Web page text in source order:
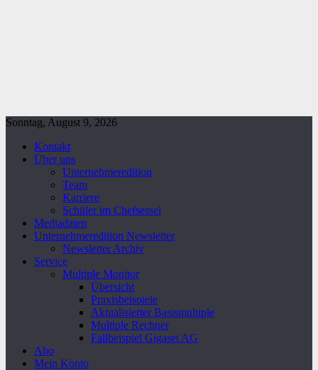
Sonntag, August 9, 2026
Kontakt
Über uns
Unternehmeredition
Team
Karriere
Schüler im Chefsessel
Mediadaten
Unternehmeredition Newsletter
Newsletter Archiv
Service
Multiple Monitor
Übersicht
Praxisbeispiele
Aktualisierter Basismultiple
Multiple Rechner
Fallbeispiel Gigaset AG
Abo
Mein Konto